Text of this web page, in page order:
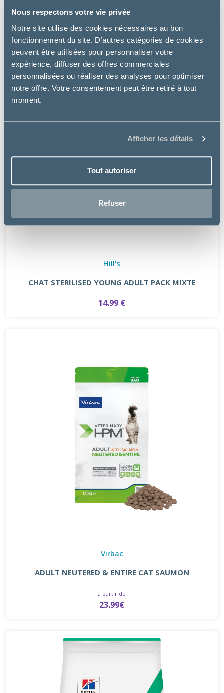
Nous respectons votre vie privée
Notre site utilise des cookies nécessaires au bon
fonctionnement du site. D’autres catégories de cookies
peuvent être utilisées pour personnaliser votre
expérience, diffuser des offres commerciales
personnalisées ou réaliser des analyses pour optimiser
notre offre. Votre consentement peut être retiré à tout
moment.
Afficher les détails
Tout autoriser
Refuser
Hill's
CHAT STERILISED YOUNG ADULT PACK MIXTE
14.99 €
Virbac
ADULT NEUTERED & ENTIRE CAT SAUMON
à partir de
23.99€